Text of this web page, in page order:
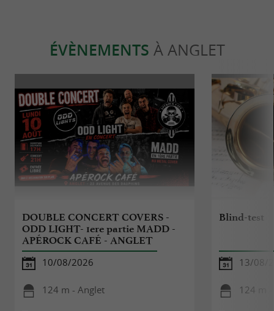
ÉVÈNEMENTS À ANGLET
DOUBLE CONCERT COVERS -
ODD LIGHT- 1ere partie MADD -
APÉROCK CAFÉ - ANGLET
10/08/2026
124 m - Anglet
Blind-test
13/08/
124 m